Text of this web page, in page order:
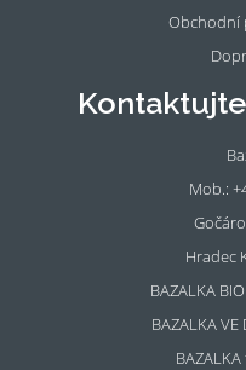
Obchodní
Mob.:
Hradec
BAZALKA
BAZALKA